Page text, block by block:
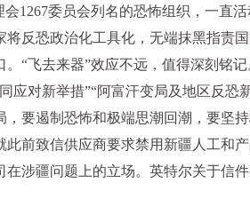
会1267委员会列名的恐怖组织，一直
反恐政治化工具化，无端抹黑指责
“飞去来器”效应不远，值得深刻铭记
应对新举措”“阿富汗变局及地区反
要遏制恐怖和极端思潮回潮，要坚
此前致信供应商要求禁用新疆人工和
在涉疆问题上的立场。英特尔关于信